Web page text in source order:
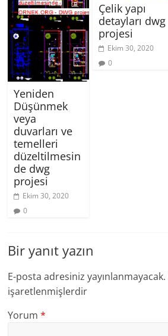
Yeniden
Düşünmek
veya
duvarları ve
temelleri
düzeltilmesin
de dwg
projesi
Ekim 30, 2020
0
Çelik yapı
detayları dwg
projesi
Ekim 30, 2020
0
Bir yanıt yazın
E-posta adresiniz yayınlanmayacak.
işaretlenmişlerdir
Yorum*